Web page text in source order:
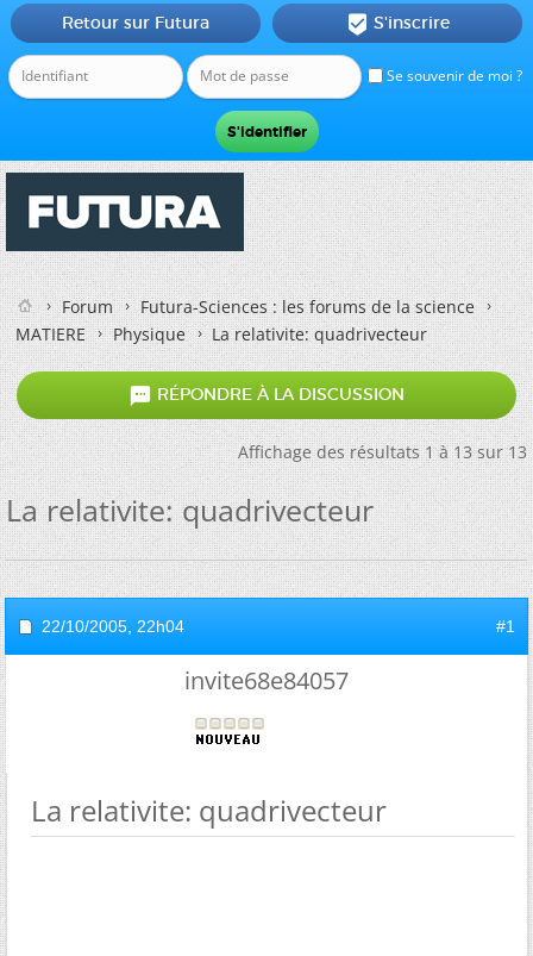
Se souvenir de moi ?
Retour sur Futura  S'inscrire
Forum
Futura-Sciences : les forums de la science
MATIERE
Physique La relativite: quadrivecteur
 RÉPONDRE À LA DISCUSSION
Affichage des résultats 1 à 13 sur 13
La relativite: quadrivecteur
22/10/2005, 22h04 #1
invite68e84057
La relativite: quadrivecteur